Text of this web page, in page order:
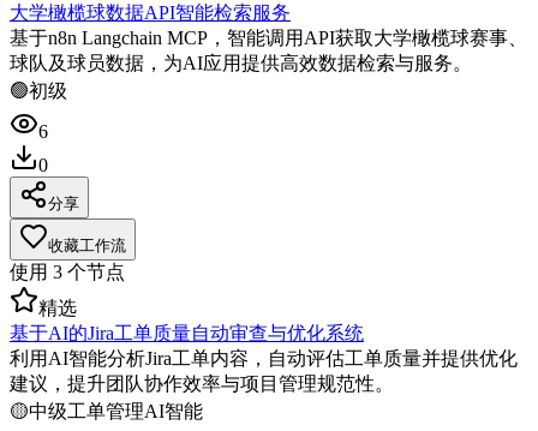
大学橄榄球数据API智能检索服务
基于n8n Langchain MCP，智能调用API获取大学橄榄球赛事、
球队及球员数据，为AI应用提供高效数据检索与服务。
🟢初级
6
0
分享
收藏工作流
使用 3 个节点
精选
基于AI的Jira工单质量自动审查与优化系统
利用AI智能分析Jira工单内容，自动评估工单质量并提供优化
建议，提升团队协作效率与项目管理规范性。
🟡中级工单管理AI智能